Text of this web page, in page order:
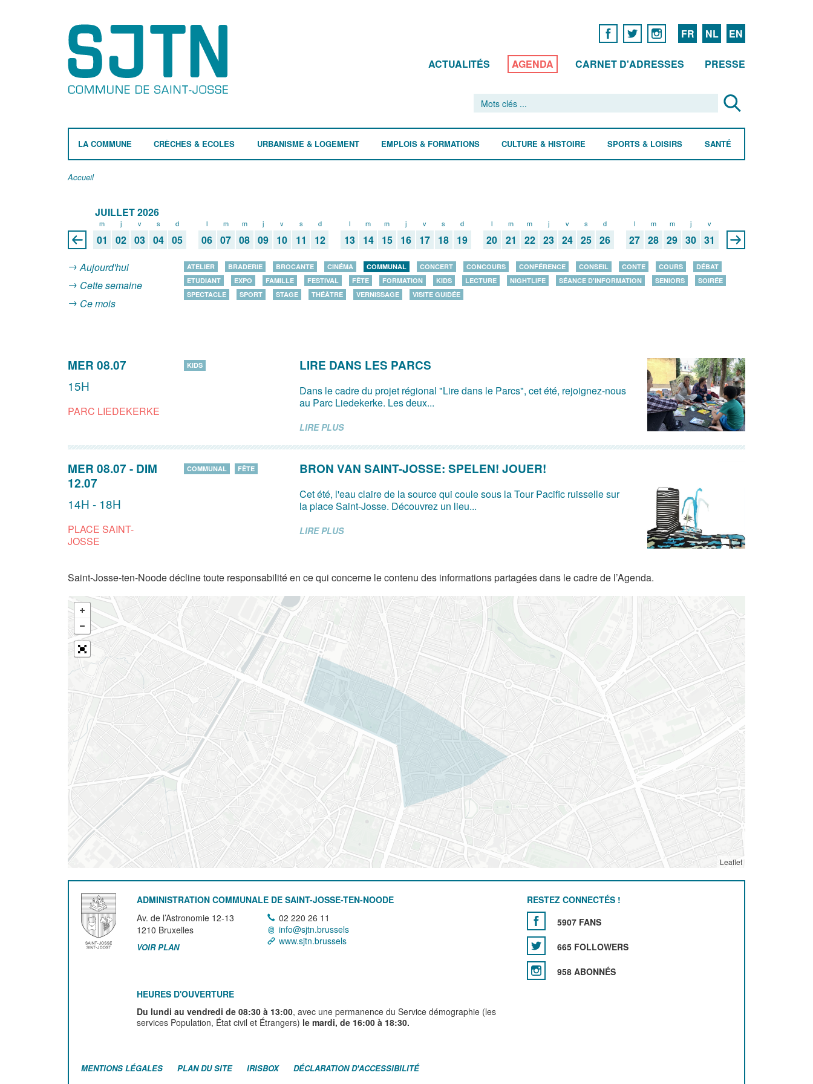
FR NL EN
ACTUALITÉS AGENDA CARNET D'ADRESSES PRESSE
LA COMMUNE CRÈCHES & ECOLES URBANISME & LOGEMENT EMPLOIS & FORMATIONS CULTURE & HISTOIRE SPORTS & LOISIRS SANTÉ
Accueil
JUILLET 2026
m
01
j
02
v
03
s
04
d
05
l
06
m
07
m
08
j
09
v
10
s
11
d
12
l
13
m
14
m
15
j
16
v
17
s
18
d
19
l
20
m
21
m
22
j
23
v
24
s
25
d
26
l
27
m
28
m
29
j
30
v
31
Aujourd'hui
Cette semaine
Ce mois
ATELIER BRADERIE BROCANTE CINÉMA COMMUNAL CONCERT CONCOURS CONFÉRENCE CONSEIL CONTE COURS
DÉBAT
ETUDIANT
EXPO FAMILLE FESTIVAL FÊTE FORMATION KIDS LECTURE NIGHTLIFE SÉANCE D'INFORMATION SENIORS
SOIRÉE
SPECTACLE
SPORT STAGE THÉÂTRE VERNISSAGE VISITE GUIDÉE
MER 08.07
15H
PARC LIEDEKERKE
KIDS LIRE DANS LES PARCS
Dans le cadre du projet régional "Lire dans le Parcs", cet été, rejoignez-nous
au Parc Liedekerke. Les deux...
LIRE PLUS
MER 08.07 - DIM
12.07
14H - 18H
PLACE SAINT-
JOSSE
COMMUNAL FÊTE BRON VAN SAINT-JOSSE: SPELEN! JOUER!
Cet été, l'eau claire de la source qui coule sous la Tour Pacific ruisselle sur
la place Saint-Josse. Découvrez un lieu...
LIRE PLUS
Saint-Josse-ten-Noode décline toute responsabilité en ce qui concerne le contenu des informations partagées dans le cadre de l’Agenda.
Leaflet
ADMINISTRATION COMMUNALE DE SAINT-JOSSE-TEN-NOODE
Av. de l’Astronomie 12-13
1210 Bruxelles
VOIR PLAN
02 220 26 11
info@sjtn.brussels
www.sjtn.brussels
HEURES D'OUVERTURE
Du lundi au vendredi de 08:30 à 13:00, avec une permanence du Service démographie (les
services Population, État civil et Étrangers) le mardi, de 16:00 à 18:30.
RESTEZ CONNECTÉS !
5907 FANS
665 FOLLOWERS
958 ABONNÉS
MENTIONS LÉGALES PLAN DU SITE IRISBOX DÉCLARATION D'ACCESSIBILITÉ